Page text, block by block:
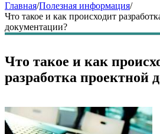
Главная/Полезная информация/
Что такое и как происходит
документации?
Что такое и как
разработка проектной